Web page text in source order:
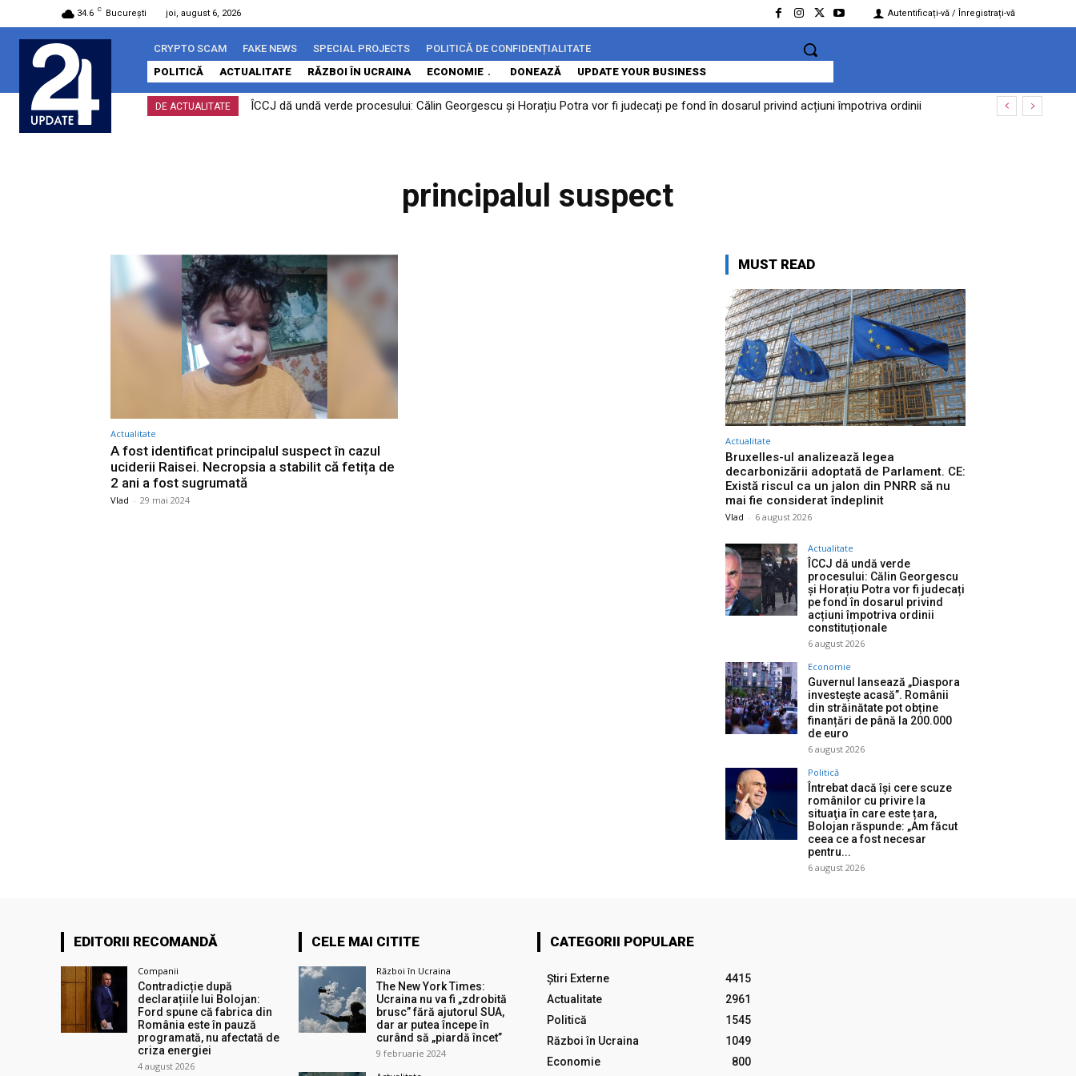
34.6 C București joi, august 6, 2026 Autentificați-vă / Înregistrați-vă
CRYPTO SCAM FAKE NEWS SPECIAL PROJECTS
POLITICĂ DE CONFIDENȚIALITATE
POLITICĂ
ACTUALITATE RĂZBOI ÎN UCRAINA ECONOMIE DONEAZĂ UPDATE YOUR BUSINESS
DE ACTUALITATE
ÎCCJ dă undă verde procesului: Călin Georgescu și Horațiu Potra vor fi judecați pe fond în dosarul privind acțiuni împotriva ordinii
principalul suspect
Actualitate
A fost identificat principalul suspect în cazul
uciderii Raisei. Necropsia a stabilit că fetița de
2 ani a fost sugrumată
Vlad - 29 mai 2024
MUST READ
Actualitate
Bruxelles-ul analizează legea
decarbonizării adoptată de Parlament. CE:
Există riscul ca un jalon din PNRR să nu
mai fie considerat îndeplinit
Vlad - 6 august 2026
Actualitate
ÎCCJ dă undă verde
procesului: Călin Georgescu
și Horațiu Potra vor fi judecați
pe fond în dosarul privind
acțiuni împotriva ordinii
constituționale
6 august 2026
Economie
Guvernul lansează „Diaspora
investește acasă”. Românii
din străinătate pot obține
finanțări de până la 200.000
de euro
6 august 2026
Politică
Întrebat dacă își cere scuze
românilor cu privire la
situaţia în care este țara,
Bolojan răspunde: „Am făcut
ceea ce a fost necesar
pentru...
6 august 2026
EDITORII RECOMANDĂ
Companii
Contradicție după
declarațiile lui Bolojan:
Ford spune că fabrica din
România este în pauză
programată, nu afectată de
criza energiei
4 august 2026
CELE MAI CITITE
Război în Ucraina
The New York Times:
Ucraina nu va fi „zdrobită
brusc” fără ajutorul SUA,
dar ar putea începe în
curând să „piardă încet”
9 februarie 2024
CATEGORII POPULARE
Știri Externe
4415
Actualitate
2961
Politică
1545
Război în Ucraina
1049
Economie
800